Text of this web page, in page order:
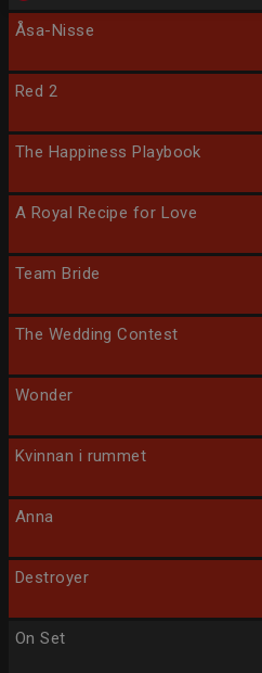
Åsa-Nisse
Red 2
The Happiness Playbook
A Royal Recipe for Love
Team Bride
The Wedding Contest
Wonder
Kvinnan i rummet
Anna
Destroyer
On Set